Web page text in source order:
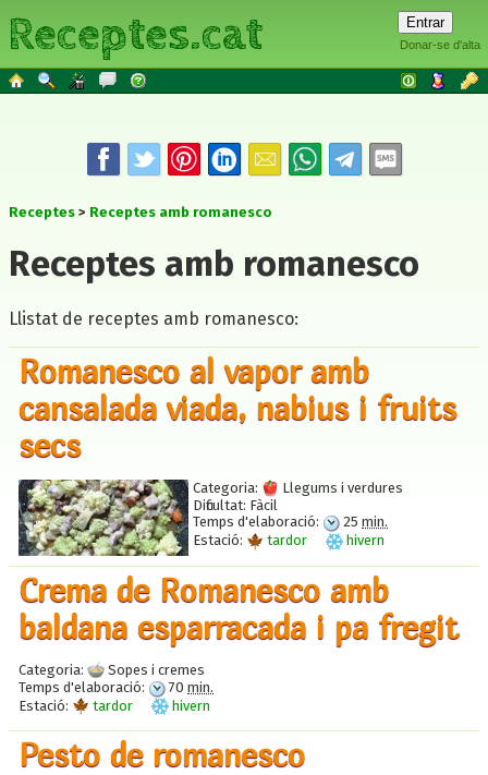
Donar-se d'alta
Receptes.cat
Receptes Receptes amb romanesco
Receptes amb romanesco
Llistat de receptes amb romanesco:
Romanesco al vapor amb
cansalada viada, nabius i fruits
secs
Categoria:
Llegums i verdures
Dificultat: Fàcil
Temps d'elaboració:
25 min.
Estació:
tardor hivern
Crema de Romanesco amb
baldana esparracada i pa fregit
Categoria:
Sopes i cremes
Temps d'elaboració:
70 min.
Estació:
tardor hivern
Pesto de romanesco